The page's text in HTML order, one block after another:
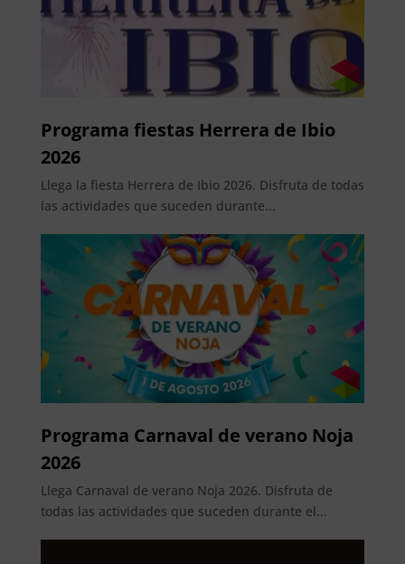
Programa fiestas Herrera de Ibio
2026
Llega la fiesta Herrera de Ibio 2026. Disfruta de todas
las actividades que suceden durante...
Programa Carnaval de verano Noja
2026
Llega Carnaval de verano Noja 2026. Disfruta de
todas las actividades que suceden durante el...